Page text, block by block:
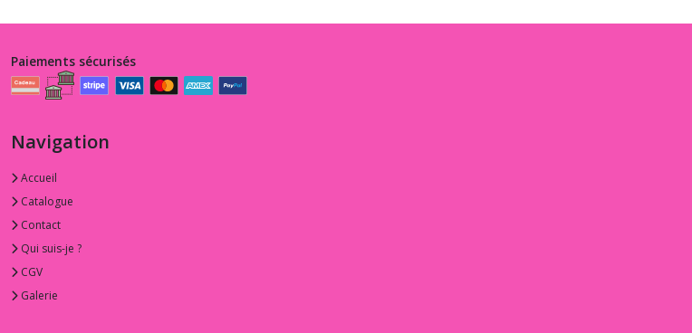
Paiements sécurisés
Navigation
Accueil
Catalogue
Contact
Qui suis-je ?
CGV
Galerie